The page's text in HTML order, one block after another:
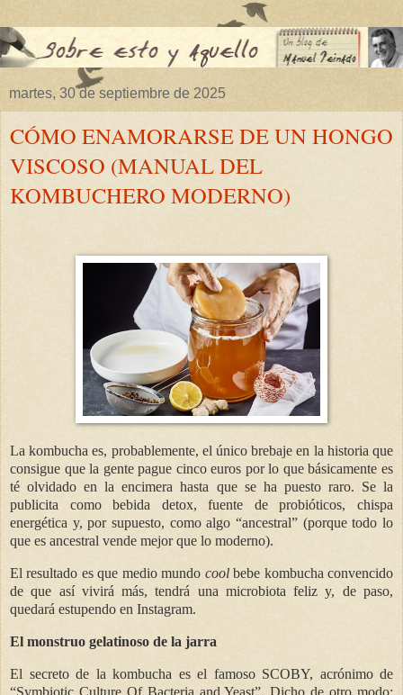
martes, 30 de septiembre de 2025
CÓMO ENAMORARSE DE UN HONGO
VISCOSO (MANUAL DEL
KOMBUCHERO MODERNO)
La kombucha es, probablemente, el único brebaje en la historia que
consigue que la gente pague cinco euros por lo que básicamente es
té olvidado en la encimera hasta que se ha puesto raro. Se la
publicita como bebida detox, fuente de probióticos, chispa
energética y, por supuesto, como algo “ancestral” (porque todo lo
que es ancestral vende mejor que lo moderno).
El resultado es que medio mundo coolbebe kombucha convencido
de que así vivirá más, tendrá una microbiota feliz y, de paso,
quedará estupendo en Instagram.
El monstruo gelatinoso de la jarra
El secreto de la kombucha es el famoso SCOBY, acrónimo de
“Symbiotic Culture Of Bacteria and Yeast”. Dicho de otro modo: